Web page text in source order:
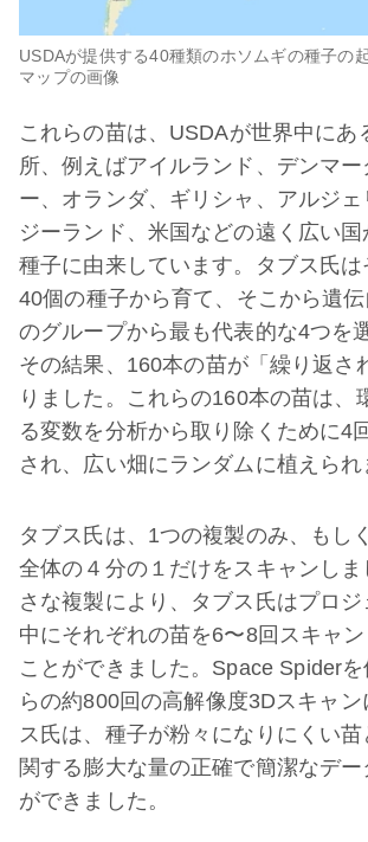
USDAが提供する40種類のホソムギの種子の
マップの画像
これらの苗は、USDAが世界中にあ
所、例えばアイルランド、デンマ
ー、オランダ、ギリシャ、アルジ
ジーランド、米国などの遠く広い国
種子に由来しています。タブス氏
40個の種子から育て、そこから遺伝
のグループから最も代表的な4つを
その結果、160本の苗が「繰り返さ
りました。これらの160本の苗は、
る変数を分析から取り除くために4
され、広い畑にランダムに植えられ
タブス氏は、1つの複製のみ、もし
全体の４分の１だけをスキャンし
さな複製により、タブス氏はプロジ
中にそれぞれの苗を6〜8回スキャ
ことができました。Space Spider
らの約800回の高解像度3Dスキャ
ス氏は、種子が粉々になりにくい
関する膨大な量の正確で簡潔なデー
ができました。